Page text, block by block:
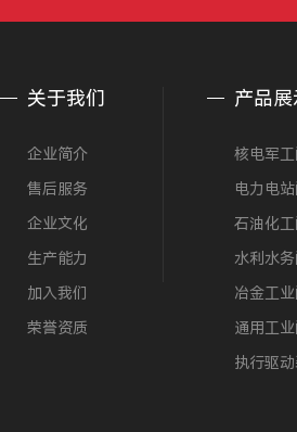
关于我们
企业简介
售后服务
企业文化
生产能力
加入我们
荣誉资质
产品展
核电军工
电力电站
石油化工
水利水务
冶金工业
通用工业
执行驱